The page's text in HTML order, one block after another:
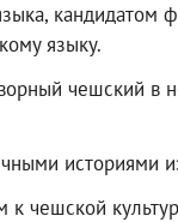
кандидатом
языку.
чешский в
историями
чешской